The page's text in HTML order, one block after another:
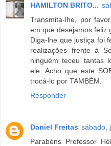
HAMILTON BRITO...
Transmita-lhe, por
em que desejamos feliz
Diga-lhe que justiça foi
realizações frente à
ninguém teceu tantas
ele. Acho que este
trocá-lo por TAMBÉM.
Responder
Daniel Freitas sábado,
Parabéns Professor